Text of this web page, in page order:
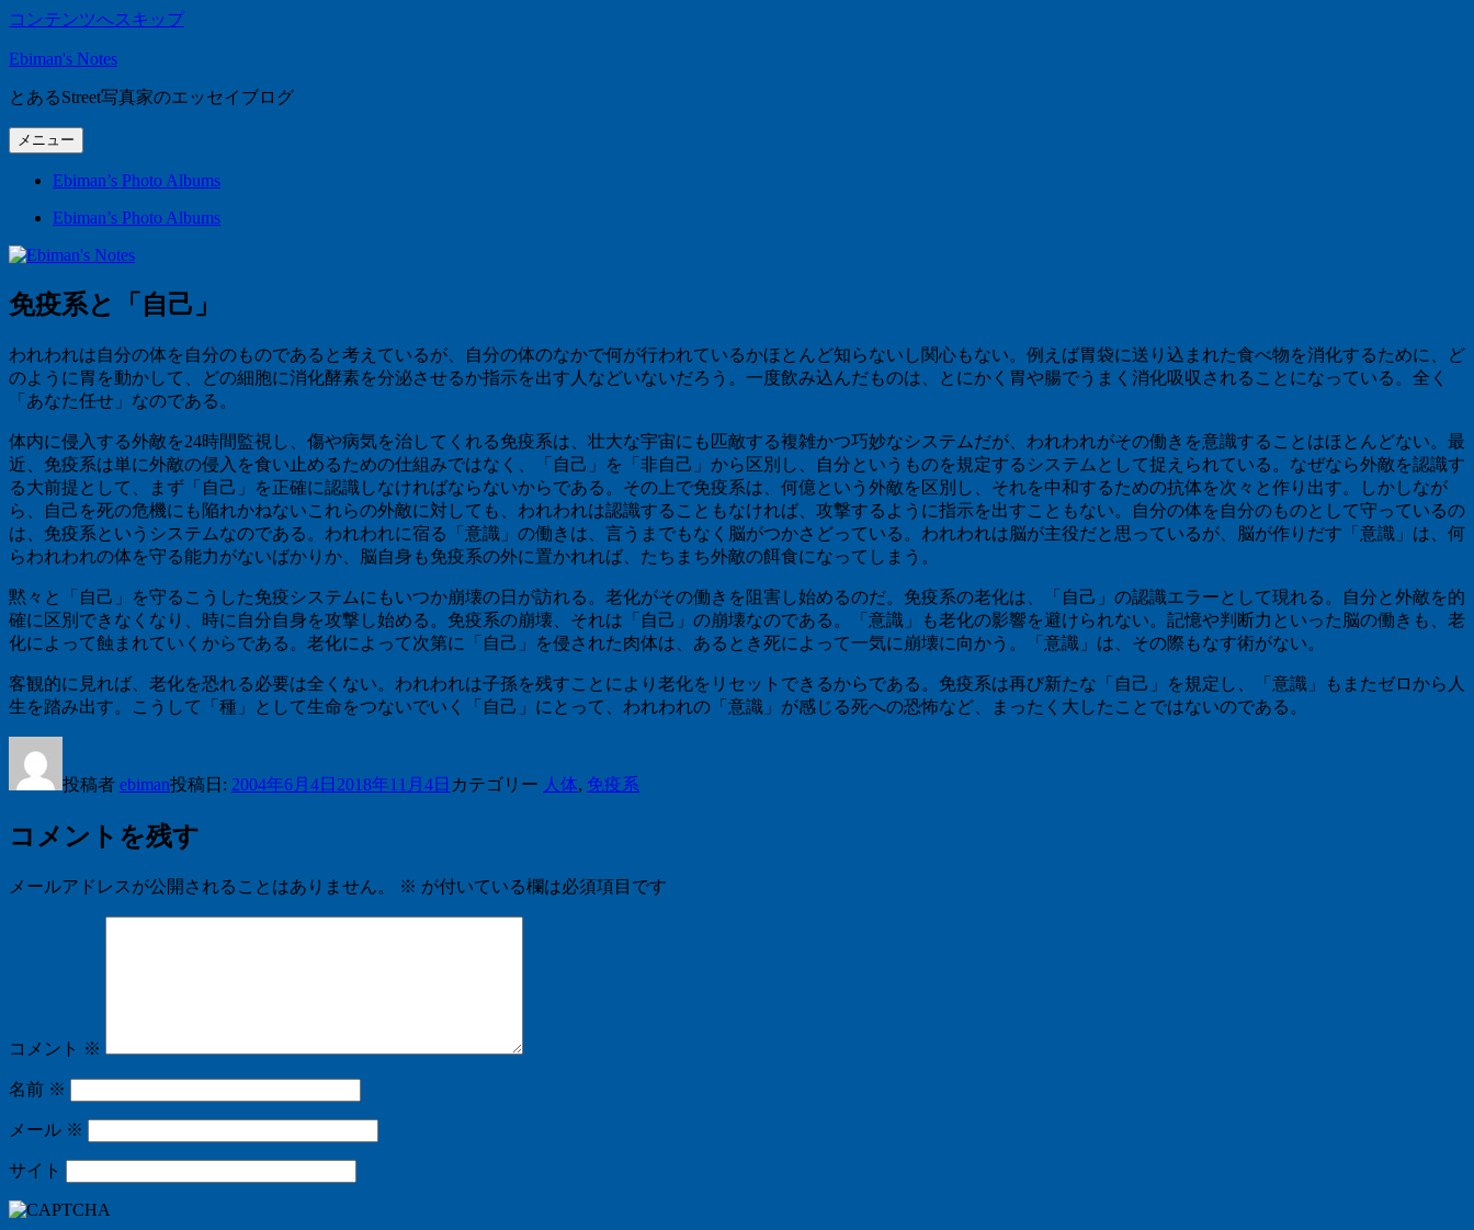
コンテンツへスキップ
Ebiman's Notes
とあるStreet写真家のエッセイブログ
メニュー
Ebiman’s Photo Albums
Ebiman’s Photo Albums
免疫系と「自己」
われわれは自分の体を自分のものであると考えているが、自分の体のなかで何が行われているかほとんど知らないし関心もない。例えば胃袋に送り込まれた食べ物を消化するために、ど
のように胃を動かして、どの細胞に消化酵素を分泌させるか指示を出す人などいないだろう。一度飲み込んだものは、とにかく胃や腸でうまく消化吸収されることになっている。全く
「あなた任せ」なのである。
体内に侵入する外敵を24時間監視し、傷や病気を治してくれる免疫系は、壮大な宇宙にも匹敵する複雑かつ巧妙なシステムだが、われわれがその働きを意識することはほとんどない。最
近、免疫系は単に外敵の侵入を食い止めるための仕組みではなく、「自己」を「非自己」から区別し、自分というものを規定するシステムとして捉えられている。なぜなら外敵を認識す
る大前提として、まず「自己」を正確に認識しなければならないからである。その上で免疫系は、何億という外敵を区別し、それを中和するための抗体を次々と作り出す。しかしなが
ら、自己を死の危機にも陥れかねないこれらの外敵に対しても、われわれは認識することもなければ、攻撃するように指示を出すこともない。自分の体を自分のものとして守っているの
は、免疫系というシステムなのである。われわれに宿る「意識」の働きは、言うまでもなく脳がつかさどっている。われわれは脳が主役だと思っているが、脳が作りだす「意識」は、何
らわれわれの体を守る能力がないばかりか、脳自身も免疫系の外に置かれれば、たちまち外敵の餌食になってしまう。
黙々と「自己」を守るこうした免疫システムにもいつか崩壊の日が訪れる。老化がその働きを阻害し始めるのだ。免疫系の老化は、「自己」の認識エラーとして現れる。自分と外敵を的
確に区別できなくなり、時に自分自身を攻撃し始める。免疫系の崩壊、それは「自己」の崩壊なのである。「意識」も老化の影響を避けられない。記憶や判断力といった脳の働きも、老
化によって蝕まれていくからである。老化によって次第に「自己」を侵された肉体は、あるとき死によって一気に崩壊に向かう。「意識」は、その際もなす術がない。
客観的に見れば、老化を恐れる必要は全くない。われわれは子孫を残すことにより老化をリセットできるからである。免疫系は再び新たな「自己」を規定し、「意識」もまたゼロから人
生を踏み出す。こうして「種」として生命をつないでいく「自己」にとって、われわれの「意識」が感じる死への恐怖など、まったく大したことではないのである。
投稿者 ebiman投稿日: 2004年6月4日 2018年11月4日 カテゴリー 人体, 免疫系
コメントを残す
メールアドレスが公開されることはありません。 ※ が付いている欄は必須項目です
コメント ※
名前 ※
メール ※
サイト